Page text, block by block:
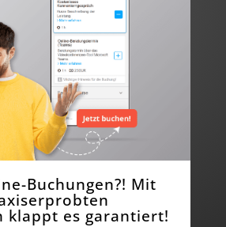
Buchungen?! Mit
klappt es garantiert!